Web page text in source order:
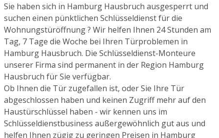
Sie haben sich in Hamburg Hausbruch ausgesperrt und
suchen einen pünktlichen Schlüsseldienst für die
Wohnungstüröffnung ? Wir helfen Ihnen 24 Stunden am
Tag, 7 Tage die Woche bei Ihren Türproblemen in
Hamburg Hausbruch. Die Schlüsseldienst-Monteure
unserer Firma sind permanent in der Region Hamburg
Hausbruch für Sie verfügbar.
Ob Ihnen die Tür zugefallen ist, oder Sie Ihre Tür
abgeschlossen haben und keinen Zugriff mehr auf den
Haustürschlüssel haben - wir kennen uns im
Schlüsseldienstbusiness außergewöhnlich gut aus und
helfen Ihnen zügig zu geringen Preisen in Hamburg